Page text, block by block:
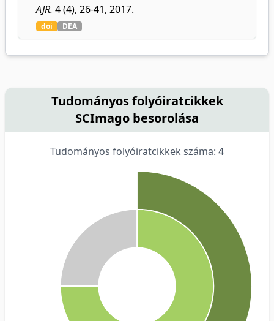
AJR. 4 (4), 26-41, 2017.
doi DEA
Tudományos folyóiratcikkek
SCImago besorolása
Tudományos folyóiratcikkek száma: 4